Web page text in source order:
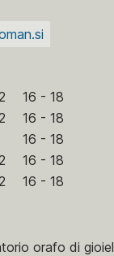
16 - 18
16 - 18
16 - 18
16 - 18
16 - 18
orafo di